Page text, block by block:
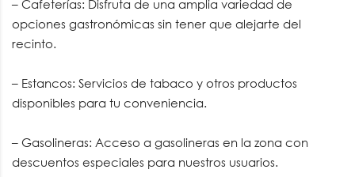
– Cafeterías: Disfruta de una amplia variedad de
opciones gastronómicas sin tener que alejarte del
recinto.
– Estancos: Servicios de tabaco y otros productos
disponibles para tu conveniencia.
– Gasolineras: Acceso a gasolineras en la zona con
descuentos especiales para nuestros usuarios.